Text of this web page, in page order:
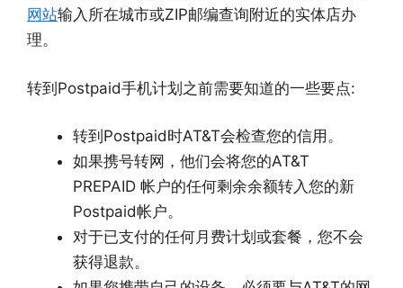
网站输入所在城市或ZIP邮编查询附近的实体店办
理。
转到Postpaid手机计划之前需要知道的一些要点:
转到Postpaid时AT&T会检查您的信用。
如果携号转网，他们会将您的AT&T
PREPAID 帐户的任何剩余余额转入您的新
Postpaid帐户。
对于已支付的任何月费计划或套餐，您不会
获得退款。